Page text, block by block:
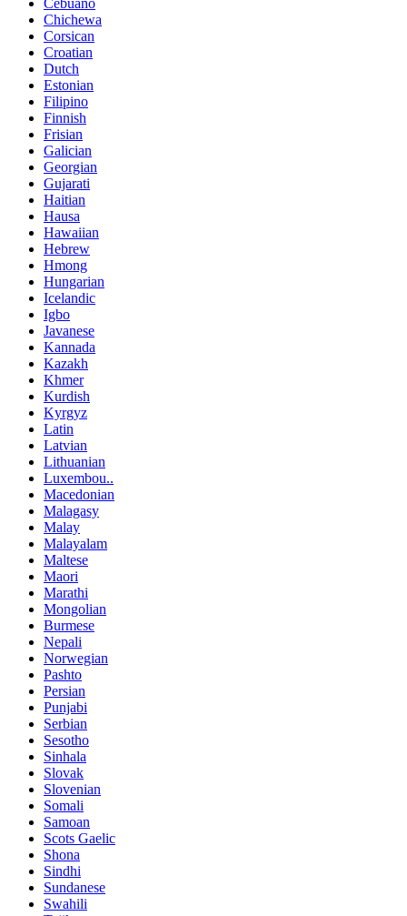
Cebuano
Chichewa
Corsican
Croatian
Dutch
Estonian
Filipino
Finnish
Frisian
Galician
Georgian
Gujarati
Haitian
Hausa
Hawaiian
Hebrew
Hmong
Hungarian
Icelandic
Igbo
Javanese
Kannada
Kazakh
Khmer
Kurdish
Kyrgyz
Latin
Latvian
Lithuanian
Luxembou..
Macedonian
Malagasy
Malay
Malayalam
Maltese
Maori
Marathi
Mongolian
Burmese
Nepali
Norwegian
Pashto
Persian
Punjabi
Serbian
Sesotho
Sinhala
Slovak
Slovenian
Somali
Samoan
Scots Gaelic
Shona
Sindhi
Sundanese
Swahili